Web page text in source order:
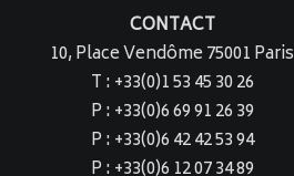
CONTACT
10, Place Vendôme 75001 Paris
T : +33(0)1 53 45 30 26
P : +33(0)6 69 91 26 39
P : +33(0)6 42 42 53 94
P : +33(0)6 12 07 34 89